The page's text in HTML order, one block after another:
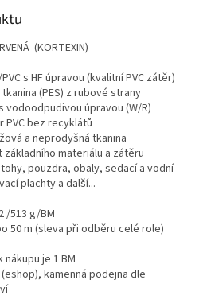
(KORTEXIN)
s HF úpravou (kvalitní PVC zátěr)
(PES) z rubové strany
vodoodpudivou úpravou (W/R)
bez recyklátů
a neprodyšná tkanina
materiálu a zátěru
pouzdra, obaly, sedací a vodní
plachty a další...
/513 g/BM
50 m (sleva při odběru celé role)
je 1 BM
kamenná podejna dle